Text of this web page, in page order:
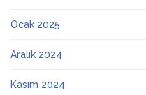
Ocak 2025
Aralık 2024
Kasım 2024